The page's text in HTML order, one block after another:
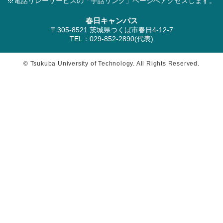
春日キャンパス
〒305-8521 茨城県つくば市春日4-12-7
TEL：029-852-2890(代表)
© Tsukuba University of Technology. All Rights Reserved.